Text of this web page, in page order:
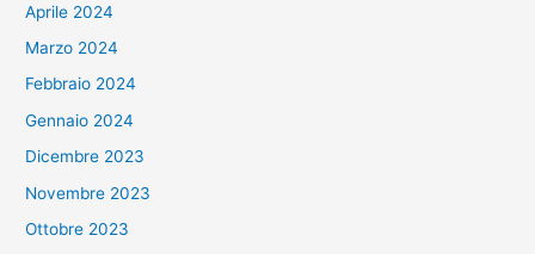
Aprile 2024
Marzo 2024
Febbraio 2024
Gennaio 2024
Dicembre 2023
Novembre 2023
Ottobre 2023